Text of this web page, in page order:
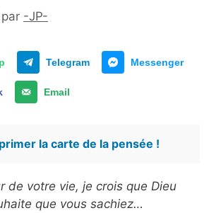
par -JP-
Telegram Messenger
Email
la carte de la pensée !
de votre vie, je crois que Dieu
que vous sachiez…